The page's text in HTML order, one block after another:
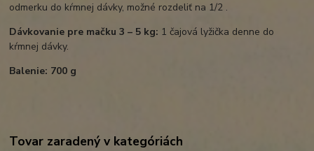
odmerku do kŕmnej dávky, možné rozdeliť na 1/2 .
Dávkovanie pre mačku 3 – 5 kg: 1 čajová lyžička denne do
kŕmnej dávky.
Balenie: 700 g
Tovar zaradený v kategóriách